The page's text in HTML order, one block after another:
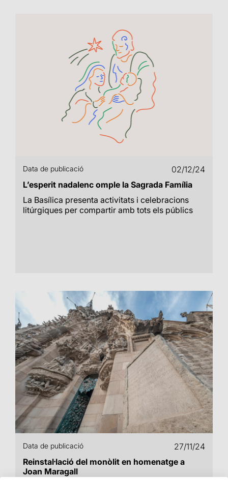
Data de publicació
02/12/24
L’esperit nadalenc omple la Sagrada Família
La Basílica presenta activitats i celebracions
litúrgiques per compartir amb tots els públics
Data de publicació
27/11/24
Reinstal·lació del monòlit en homenatge a
Joan Maragall